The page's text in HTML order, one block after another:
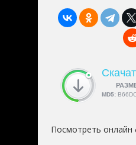
СКАЧАЛИ:
MD5:
Посмотреть онлайн